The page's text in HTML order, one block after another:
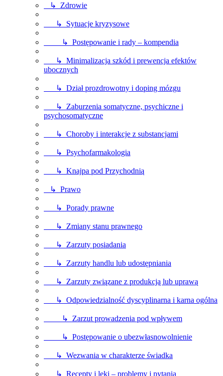
↳ Zdrowie
↳ Sytuacje kryzysowe
↳ Postępowanie i rady – kompendia
↳ Minimalizacja szkód i prewencja efektów
ubocznych
↳ Dział prozdrowotny i doping mózgu
↳ Zaburzenia somatyczne, psychiczne i
psychosomatyczne
↳ Choroby i interakcje z substancjami
↳ Psychofarmakologia
↳ Knajpa pod Przychodnią
↳ Prawo
↳ Porady prawne
↳ Zmiany stanu prawnego
↳ Zarzuty posiadania
↳ Zarzuty handlu lub udostępniania
↳ Zarzuty związane z produkcją lub uprawą
↳ Odpowiedzialność dyscyplinarna i karna ogólna
↳ Zarzut prowadzenia pod wpływem
↳ Postępowanie o ubezwłasnowolnienie
↳ Wezwania w charakterze świadka
↳ Recepty i leki – problemy i pytania